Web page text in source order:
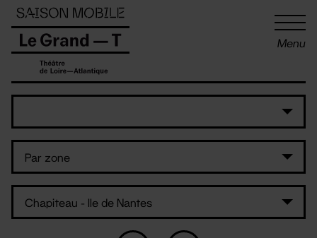
Menu
Panneau de gestion des cookies